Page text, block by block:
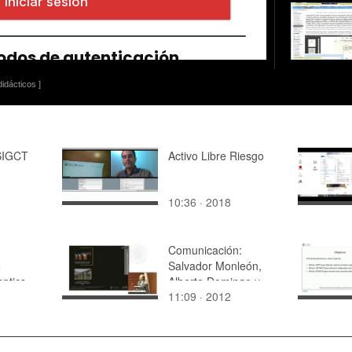
]
Activo Libre Riesgo
10:36 · 2018
Comunicación:
Salvador Monleón,
Alberto Domingo y
Carlos Lázaro
11:09 · 2012